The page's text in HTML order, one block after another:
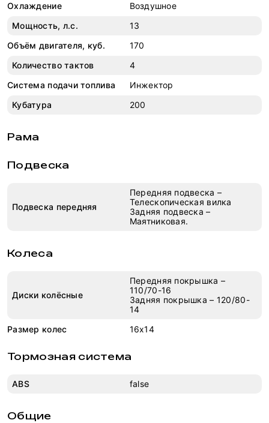
Охлаждение
Воздушное
Мощность, л.с.
13
Объём двигателя, куб.
170
Количество тактов
4
Система подачи топлива
Инжектор
Кубатура
200
Рама
Подвеска
Подвеска передняя
Передняя подвеска –
Телескопическая вилка
Задняя подвеска –
Маятниковая.
Колеса
Диски колёсные
Передняя покрышка –
110/70-16
Задняя покрышка – 120/80-
14
Размер колес
16x14
Тормозная система
ABS false
Общие